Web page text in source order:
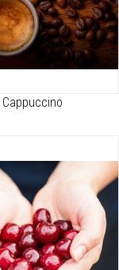
Cappuccino